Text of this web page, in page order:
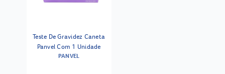
Teste De Gravidez Caneta
Panvel Com 1 Unidade
PANVEL